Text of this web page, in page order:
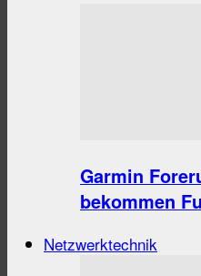
Garmin
bekommen
Netzwerktechnik